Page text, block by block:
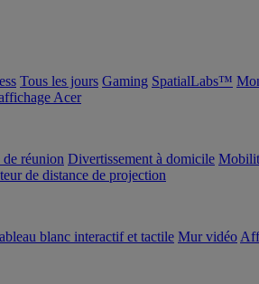
Tous les jours Gaming SpatialLabs™
Acer
de réunion Divertissement à domicile
de distance de projection
blanc interactif et tactile Mur vidéo